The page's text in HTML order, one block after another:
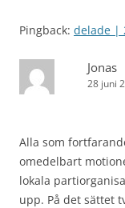
Pingback: delade |
Jonas
28 juni
Alla som
omedelbart
lokala
upp. På det sättet